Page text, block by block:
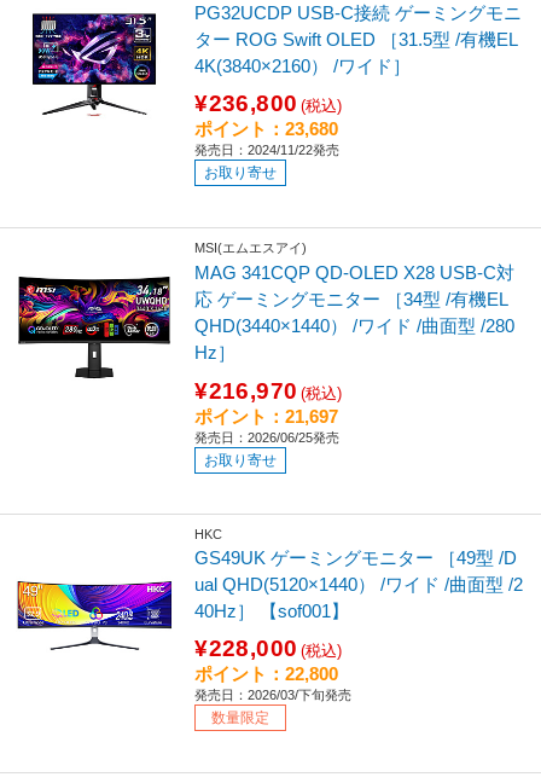
PG32UCDP USB-C接続 ゲーミングモニ
ター ROG Swift OLED ［31.5型 /有機EL
4K(3840×2160） /ワイド］
¥236,800 (税込)
ポイント：23,680
発売日：2024/11/22発売
お取り寄せ
MSI(エムエスアイ)
MAG 341CQP QD-OLED X28 USB-C対
応 ゲーミングモニター ［34型 /有機EL
QHD(3440×1440） /ワイド /曲面型 /280
Hz］
¥216,970 (税込)
ポイント：21,697
発売日：2026/06/25発売
お取り寄せ
HKC
GS49UK ゲーミングモニター ［49型 /D
ual QHD(5120×1440） /ワイド /曲面型 /2
40Hz］ 【sof001】
¥228,000 (税込)
ポイント：22,800
発売日：2026/03/下旬発売
数量限定